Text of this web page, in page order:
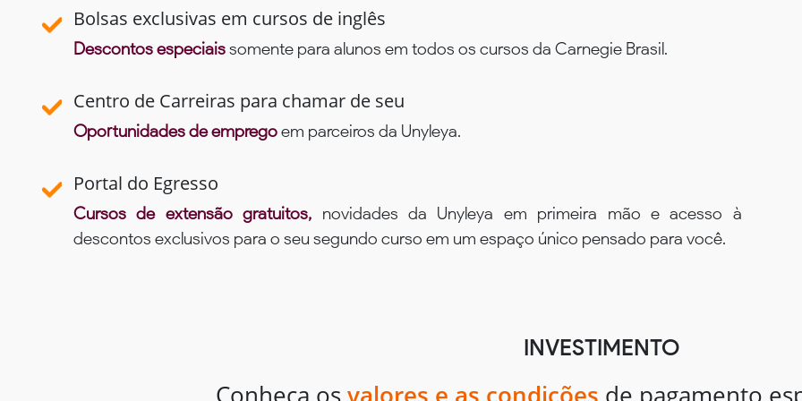
Bolsas exclusivas em cursos de inglês
Descontos especiaissomente para alunos em todos os cursos da Carnegie Brasil.
Centro de Carreiras para chamar de seu
Oportunidades de empregoem parceiros da Unyleya.
Portal do Egresso
Cursos de extensão gratuitos, novidades da Unyleya em primeira mão e acesso à
descontos exclusivos para o seu segundo curso em um espaço único pensado para você.
INVESTIMENTO